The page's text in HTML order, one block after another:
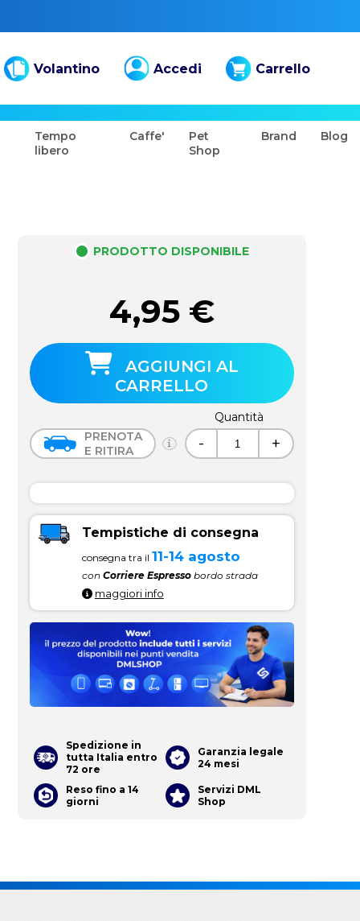
Volantino Accedi Carrello
Tempo
libero
Caffe'
Pet
Shop
Brand Blog
PRODOTTO DISPONIBILE
4,95 €
AGGIUNGI AL
CARRELLO
PRENOTA
E RITIRA
Quantità
- +
Tempistiche di consegna
consegna tra il 11-14 agosto
con Corriere Espressobordo strada
maggiori info
Spedizione in
tutta Italia entro
72 ore
Garanzia legale
24 mesi
Reso fino a 14
giorni
Servizi DML
Shop